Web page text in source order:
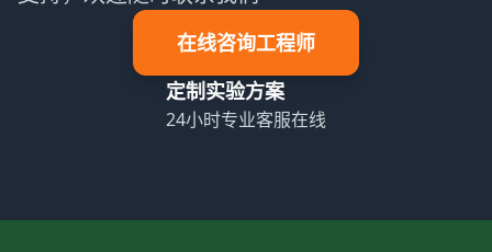
在线咨询工程师
定制实验方案
24小时专业客服在线